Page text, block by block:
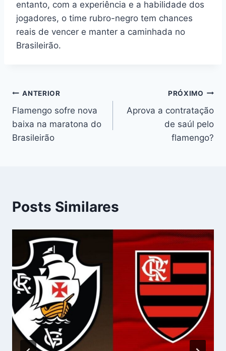
entanto, com a experiência e a habilidade dos
jogadores, o time rubro-negro tem chances
reais de vencer e manter a caminhada no
Brasileirão.
Navegação
de
Post
ANTERIOR
Flamengo sofre nova
baixa na maratona do
Brasileirão
PRÓXIMO
Aprova a contratação
de saúl pelo
flamengo?
Posts Similares